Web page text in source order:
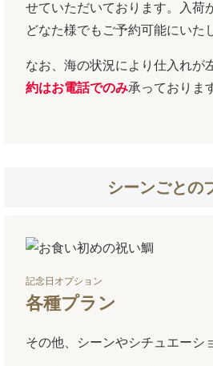
せていただいております。入荷
どなた様でもご予約可能にいた
なお、海の状況により仕入れが
約はお電話でのみ承っておりま
シーンごとの
記念日オプション
各種プラン
その他、シーンやシチュエーシ